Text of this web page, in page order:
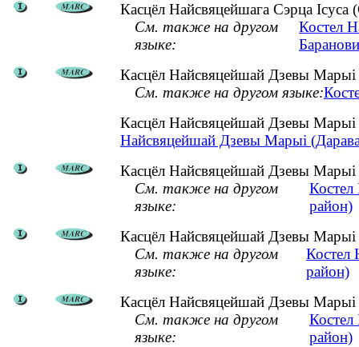
Касцёл Найсвяцейшага Сэрца Ісуса
См. также на другом
языке:
Костел
Касцёл Найсвяцейшай Дзевы
См. также на другом языке:
Касцёл Найсвяцейшай Дзевы
Найсвяцейшай Дзевы Марыі
Касцёл Найсвяцейшай Дзевы Марыі
См. также на другом
языке:
район)
Касцёл Найсвяцейшай Дзевы Марыі
См. также на другом
языке:
Костел
район)
Касцёл Найсвяцейшай Дзевы Марыі
См. также на другом
языке:
район)